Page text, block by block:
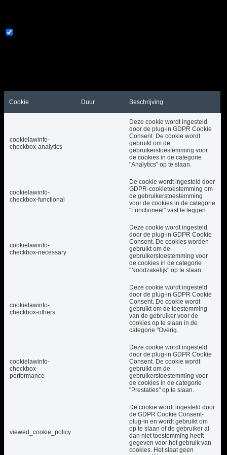
Cookie Duur Beschrijving
cookielawinfo-
checkbox-analytics
Deze cookie wordt ingesteld
door de plug-in GDPR Cookie
Consent. De cookie wordt
gebruikt om de
gebruikerstoestemming voor
de cookies in de categorie
"Analytics" op te slaan.
cookielawinfo-
checkbox-functional
De cookie wordt ingesteld door
GDPR-cookietoestemming om
de gebruikerstoestemming
voor de cookies in de categorie
"Functioneel" vast te leggen.
cookielawinfo-
checkbox-necessary
Deze cookie wordt ingesteld
door de plug-in GDPR Cookie
Consent. De cookies worden
gebruikt om de
gebruikerstoestemming voor
de cookies in de categorie
"Noodzakelijk" op te slaan.
cookielawinfo-
checkbox-others
Deze cookie wordt ingesteld
door de plug-in GDPR Cookie
Consent. De cookie wordt
gebruikt om de toestemming
van de gebruiker voor de
cookies op te slaan in de
categorie "Overig.
cookielawinfo-
checkbox-
performance
Deze cookie wordt ingesteld
door de plug-in GDPR Cookie
Consent. De cookie wordt
gebruikt om de
gebruikerstoestemming voor
de cookies in de categorie
"Prestaties" op te slaan.
viewed_cookie_policy
De cookie wordt ingesteld door
de GDPR Cookie Consent-
plug-in en wordt gebruikt om
op te slaan of de gebruiker al
dan niet toestemming heeft
gegeven voor het gebruik van
cookies. Het slaat geen